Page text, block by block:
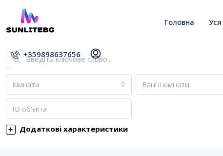
Головна Уся
+359898637656
Кімнати Ванні кімнати
Додаткові характеристики